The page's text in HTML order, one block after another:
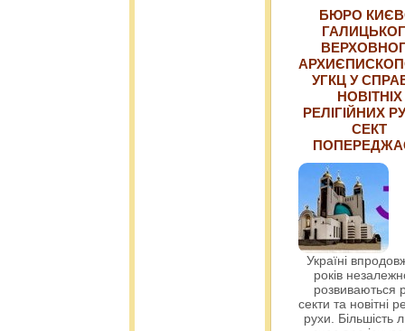
БЮРО
УГКЦ У
НОВІТНІХ
РЕЛІГІЙНИХ
СЕКТ
Україні
років
розвиваються
секти та новітні
рухи. Більшість